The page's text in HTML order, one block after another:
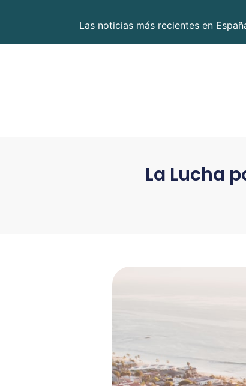
Las noticias más recientes en
La Lucha